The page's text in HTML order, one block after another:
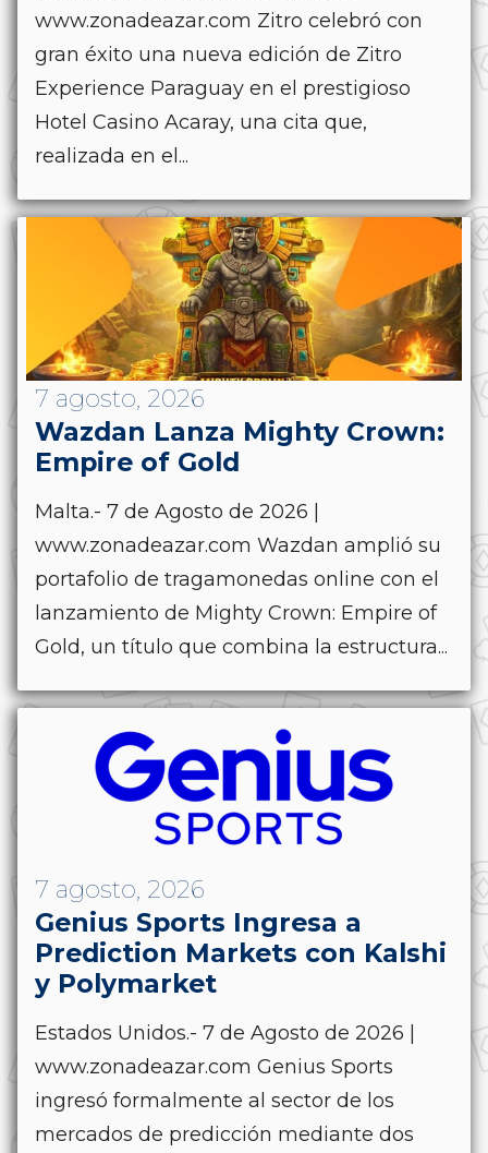
www.zonadeazar.com Zitro celebró con
gran éxito una nueva edición de Zitro
Experience Paraguay en el prestigioso
Hotel Casino Acaray, una cita que,
realizada en el...
7 agosto, 2026
Wazdan Lanza Mighty Crown:
Empire of Gold
Malta.- 7 de Agosto de 2026 |
www.zonadeazar.com Wazdan amplió su
portafolio de tragamonedas online con el
lanzamiento de Mighty Crown: Empire of
Gold, un título que combina la estructura...
7 agosto, 2026
Genius Sports Ingresa a
Prediction Markets con Kalshi
y Polymarket
Estados Unidos.- 7 de Agosto de 2026 |
www.zonadeazar.com Genius Sports
ingresó formalmente al sector de los
mercados de predicción mediante dos